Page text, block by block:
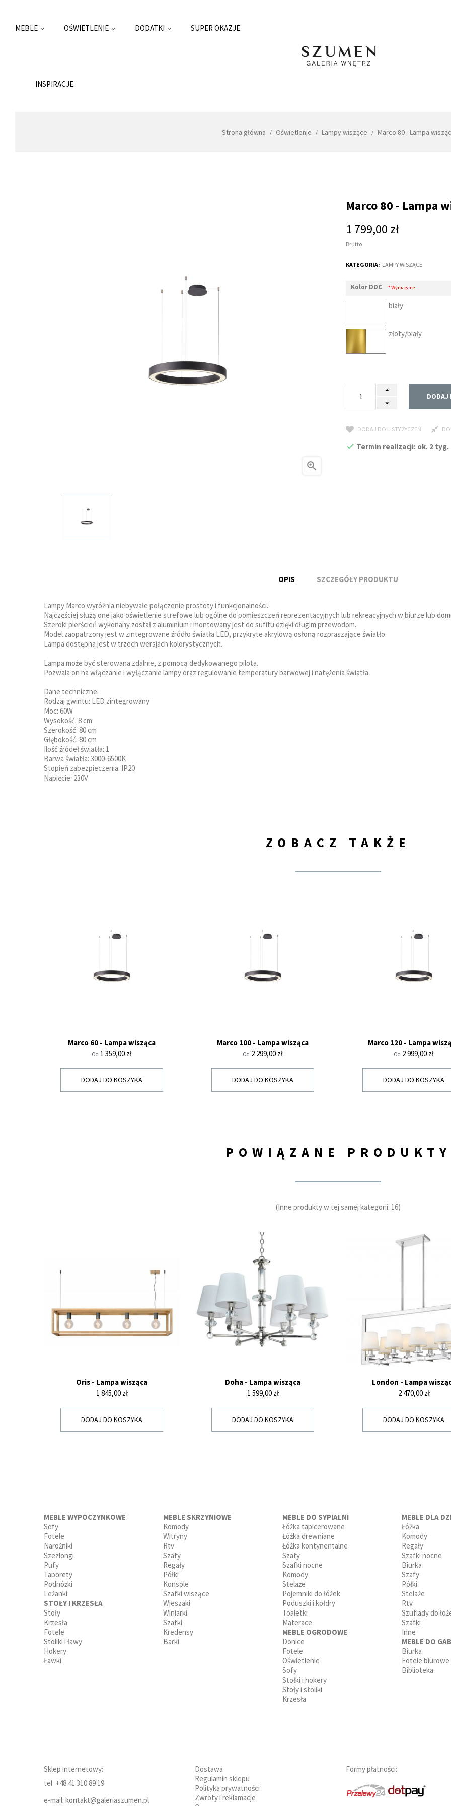
MEBLE OŚWIETLENIE DODATKI SUPER OKAZJE
INSPIRACJE
Strona główna Oświetlenie Lampy wiszące Marco 80 - Lampa

Marco 80 - Lampa
1 799,00 zł
Brutto
KATEGORIA: LAMPY WISZĄCE
Kolor DDC * Wymagane
biały
złoty/biały
DODAJ
DODAJ DO LISTY ŻYCZEŃ
Termin realizacji: ok. 2
OPIS SZCZEGÓŁY PRODUKTU
Lampy Marco wyróżnia niebywałe połączenie prostoty i funkcjonalności.
Najczęściej służą one jako oświetlenie strefowe lub ogólne do pomieszczeń reprezentacyjnych lub rekreacyjnych w biurze lub
Szeroki pierścień wykonany został z aluminium i montowany jest do sufitu dzięki długim przewodom.
Model zaopatrzony jest w zintegrowane źródło światła LED, przykryte akrylową osłoną rozpraszające światło.
Lampa dostępna jest w trzech wersjach kolorystycznych.
Lampa może być sterowana zdalnie, z pomocą dedykowanego pilota.
Pozwala on na włączanie i wyłączanie lampy oraz regulowanie temperatury barwowej i natężenia światła.
Dane techniczne:
Rodzaj gwintu: LED zintegrowany
Moc: 60W
Wysokość: 8 cm
Szerokość: 80 cm
Głębokość: 80 cm
Ilość źródeł światła: 1
Barwa światła: 3000-6500K
Stopień zabezpieczenia: IP20
Napięcie: 230V
ZOBACZ TAKŻE
Marco 60 - Lampa wisząca
Od Cena
1 359,00 zł
DODAJ DO KOSZYKA
Marco 100 - Lampa wisząca
Od Cena
2 299,00 zł
DODAJ DO KOSZYKA
Marco 120 - Lampa
Od Cena
2 999,00 zł
DODAJ DO KOSZYKA
POWIĄZANE PRODUKTY
(Inne produkty w tej samej kategorii: 16)
Oris - Lampa wisząca
Cena
1 845,00 zł
DODAJ DO KOSZYKA
Doha - Lampa wisząca
Cena
1 599,00 zł
DODAJ DO KOSZYKA
London - Lampa
Cena
2 470,00 zł
DODAJ DO KOSZYKA
MEBLE WYPOCZYNKOWE
Sofy
Fotele
Narożniki
Szezlongi
Pufy
Taborety
Podnóżki
Leżanki
STOŁY I KRZESŁA
Stoły
Krzesła
Fotele
Stoliki i ławy
Hokery
Ławki
MEBLE SKRZYNIOWE
Komody
Witryny
Rtv
Szafy
Regały
Półki
Konsole
Szafki wiszące
Wieszaki
Winiarki
Szafki
Kredensy
Barki
MEBLE DO SYPIALNI
Łóżka tapicerowane
Łóżka drewniane
Łóżka kontynentalne
Szafy
Szafki nocne
Komody
Stelaże
Pojemniki do łóżek
Poduszki i kołdry
Toaletki
Materace
MEBLE OGRODOWE
Donice
Fotele
Oświetlenie
Sofy
Stołki i hokery
Stoły i stoliki
Krzesła
MEBLE DLA
Łóżka
Komody
Regały
Szafki nocne
Biurka
Szafy
Półki
Stelaże
Rtv
Szuflady do
Szafki
Inne
MEBLE DO
Biurka
Fotele biurowe
Biblioteka
Sklep internetowy:
tel. +48 41 310 89 19
e-mail: kontakt@galeriaszumen.pl
Dostawa
Regulamin sklepu
Polityka prywatności
Zwroty i reklamacje
Formy płatności: